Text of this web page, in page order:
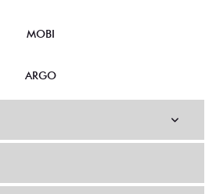
MOBI
ARGO